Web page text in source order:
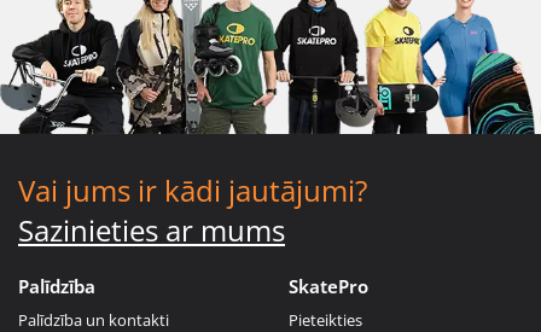
Vai jums ir kādi jautājumi?
Sazinieties ar mums
Palīdzība
Palīdzība un kontakti
SkatePro
Pieteikties